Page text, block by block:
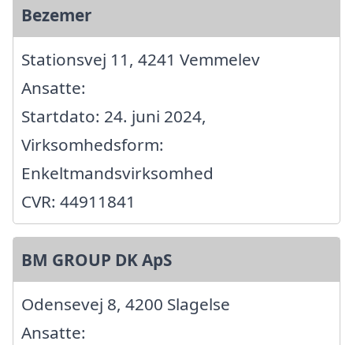
Bezemer
Stationsvej 11, 4241 Vemmelev
Ansatte:
Startdato: 24. juni 2024,
Virksomhedsform:
Enkeltmandsvirksomhed
CVR: 44911841
BM GROUP DK ApS
Odensevej 8, 4200 Slagelse
Ansatte: